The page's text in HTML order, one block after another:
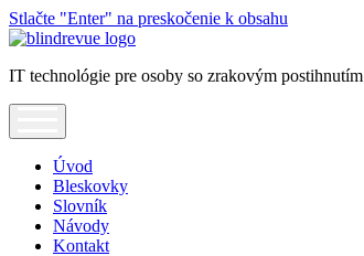
Stlačte "Enter" na preskočenie k obsahu
Blindrevue
IT technológie pre osoby so zrakovým postihnutím
Úvod
Bleskovky
Slovník
Návody
Kontakt